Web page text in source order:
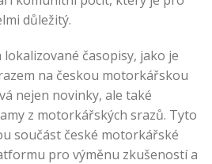
důležitý.
časopisy, jako je
na českou motorkářskou
nejen novinky, ale také
z motorkářských srazů. Tyto
součást české motorkářské
pro výměnu zkušeností a